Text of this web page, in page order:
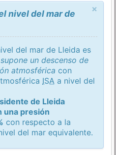
×
nivel del mar de
del mar de Lleida es
supone un descenso de
atmosférica con
ISA a nivel del
de Lleida
una presión
con respecto a la
del mar equivalente.